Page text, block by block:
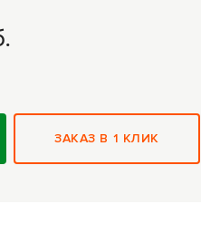
ЗАКАЗ В 1 КЛИК